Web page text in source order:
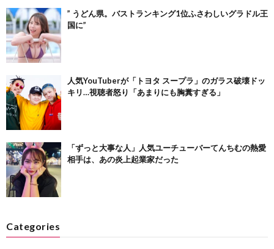
” うどん県。バストランキング1位ふさわしいグラドル王
国に”
人気YouTuberが「トヨタ スープラ」のガラス破壊ドッ
キリ…視聴者怒り「あまりにも胸糞すぎる」
「ずっと大事な人」人気ユーチューバーてんちむの熱愛
相手は、あの炎上起業家だった
Categories